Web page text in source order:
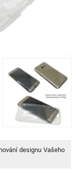
designu Vašeho